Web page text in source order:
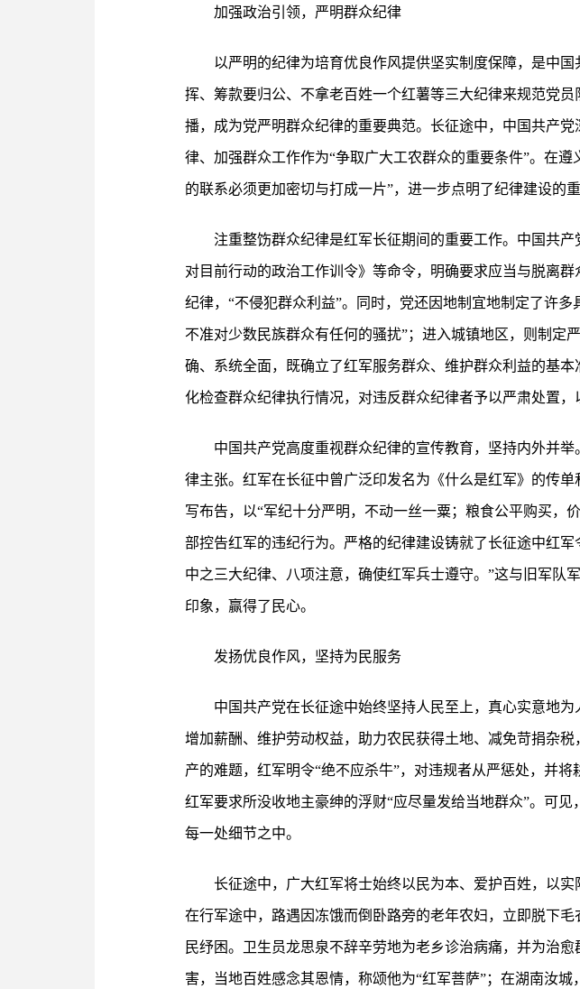
加强政治引领，严明群众纪律
以严明的纪律为培育优良作风提供坚实制度保障，是中
挥、筹款要归公、不拿老百姓一个红薯等三大纪律来规范党
播，成为党严明群众纪律的重要典范。长征途中，中国共产
律、加强群众工作作为“争取广大工农群众的重要条件”。在
的联系必须更加密切与打成一片”，进一步点明了纪律建设的重
注重整饬群众纪律是红军长征期间的重要工作。中国共
对目前行动的政治工作训令》等命令，明确要求应当与脱离
纪律，“不侵犯群众利益”。同时，党还因地制宜地制定了许
不准对少数民族群众有任何的骚扰”；进入城镇地区，则制定
确、系统全面，既确立了红军服务群众、维护群众利益的基
化检查群众纪律执行情况，对违反群众纪律者予以严肃处置，
中国共产党高度重视群众纪律的宣传教育，坚持内外并
律主张。红军在长征中曾广泛印发名为《什么是红军》的传
写布告，以“军纪十分严明，不动一丝一粟；粮食公平购买，
部控告红军的违纪行为。严格的纪律建设铸就了长征途中红
中之三大纪律、八项注意，确使红军兵士遵守。”这与旧军队
印象，赢得了民心。
发扬优良作风，坚持为民服务
中国共产党在长征途中始终坚持人民至上，真心实意地
增加薪酬、维护劳动权益，助力农民获得土地、减免苛捐杂
产的难题，红军明令“绝不应杀牛”，对违规者从严惩处，并
红军要求所没收地主豪绅的浮财“应尽量发给当地群众”。可
每一处细节之中。
长征途中，广大红军将士始终以民为本、爱护百姓，以
在行军途中，路遇因冻饿而倒卧路旁的老年农妇，立即脱下
民纾困。卫生员龙思泉不辞辛劳地为老乡诊治病痛，并为治
害，当地百姓感念其恩情，称颂他为“红军菩萨”；在湖南汝